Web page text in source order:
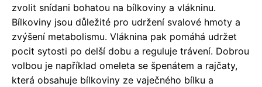
zvolit snídani bohatou na bílkoviny a vlákninu.
Bílkoviny jsou důležité pro udržení svalové hmoty a
zvýšení metabolismu. Vláknina pak pomáhá udržet
pocit sytosti po delší dobu a reguluje trávení. Dobrou
volbou je například omeleta se špenátem a rajčaty,
která obsahuje bílkoviny ze vaječného bílku a